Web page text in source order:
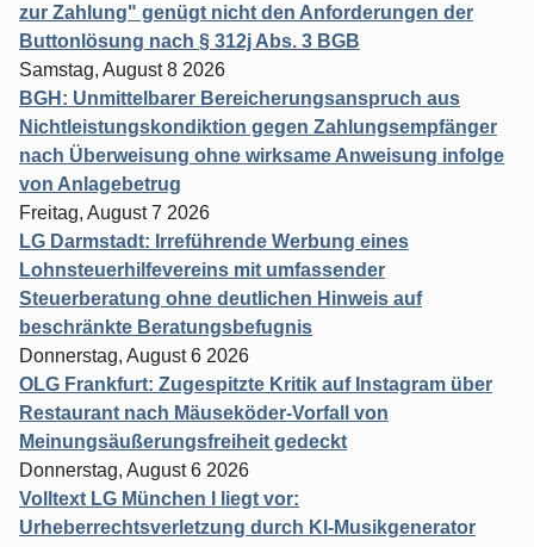
zur Zahlung" genügt nicht den Anforderungen der
Buttonlösung nach § 312j Abs. 3 BGB
Samstag, August 8 2026
BGH: Unmittelbarer Bereicherungsanspruch aus
Nichtleistungskondiktion gegen Zahlungsempfänger
nach Überweisung ohne wirksame Anweisung infolge
von Anlagebetrug
Freitag, August 7 2026
LG Darmstadt: Irreführende Werbung eines
Lohnsteuerhilfevereins mit umfassender
Steuerberatung ohne deutlichen Hinweis auf
beschränkte Beratungsbefugnis
Donnerstag, August 6 2026
OLG Frankfurt: Zugespitzte Kritik auf Instagram über
Restaurant nach Mäuseköder-Vorfall von
Meinungsäußerungsfreiheit gedeckt
Donnerstag, August 6 2026
Volltext LG München I liegt vor:
Urheberrechtsverletzung durch KI-Musikgenerator